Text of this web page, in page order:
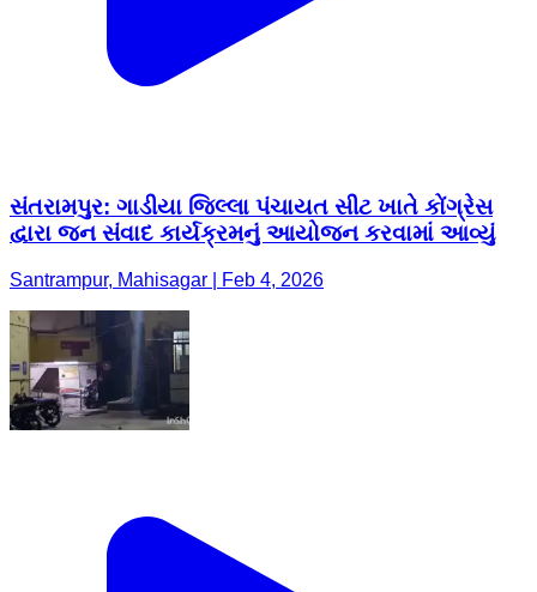
સંતરામપુર: ગાડીયા જિલ્લા પંચાયત સીટ ખાતે કોંગ્રેસ
દ્વારા જન સંવાદ કાર્યક્રમનું આયોજન કરવામાં આવ્યું
Santrampur, Mahisagar | Feb 4, 2026